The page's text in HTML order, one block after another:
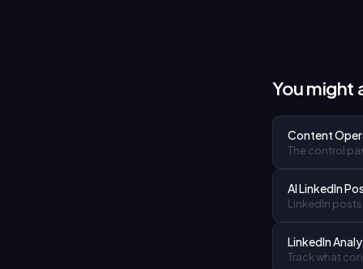
You might
Content
The control
AI LinkedIn
LinkedIn
LinkedIn
Track what